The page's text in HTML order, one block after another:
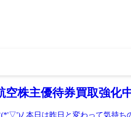
空株主優待券買取強化
ﾉ 本日は昨日と変わって気持ち